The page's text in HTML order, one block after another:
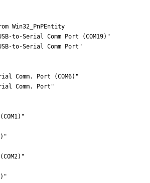
Win32_PnPEntity
to-Serial Comm Port (COM19)"
to-Serial Comm Port"
Comm. Port (COM6)"
Comm. Port"
)"